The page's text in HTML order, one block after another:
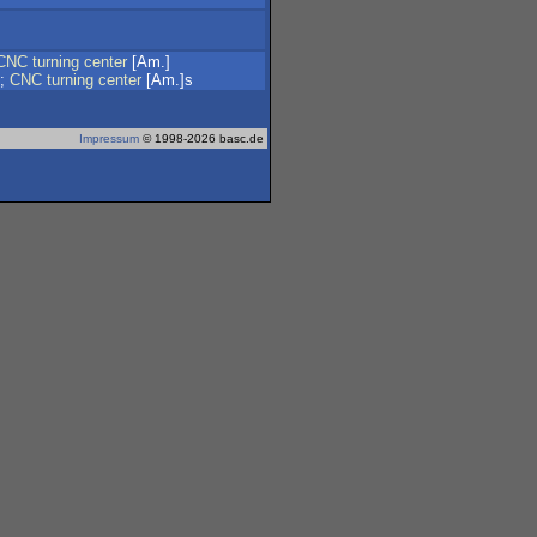
turning center [Am.]
CNC turning center [Am.]s
Impressum © 1998-2026 basc.de